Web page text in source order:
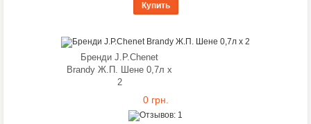
Купить
Бренди J.P.Chenet
Brandy Ж.П. Шене 0,7л x
2
0 грн.